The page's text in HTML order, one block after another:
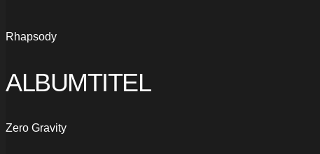
Rhapsody
ALBUMTITEL
Zero Gravity